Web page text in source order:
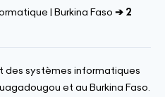
| Burkina Faso ➔ 2
des systèmes informatiques
et au Burkina Faso.